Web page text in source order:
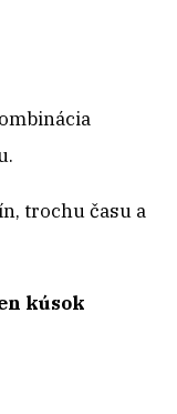
trochu času a
kúsok